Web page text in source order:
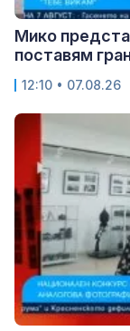
Мико
поставям
12:10 • 07.08.26